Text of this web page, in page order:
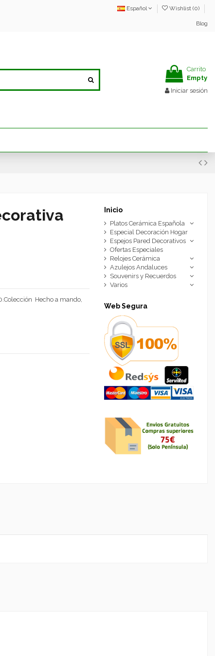
Español Wishlist (0)
Blog
Carrito
Empty
Iniciar sesión
Hecho a mando,
Inicio
Platos Cerámica Española
Especial Decoración Hogar
Espejos Pared Decorativos
Ofertas Especiales
Relojes Cerámica
Azulejos Andaluces
Souvenirs y Recuerdos
Varios
Web Segura